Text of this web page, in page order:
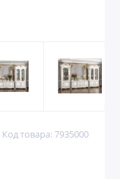
Код товара: 7935000